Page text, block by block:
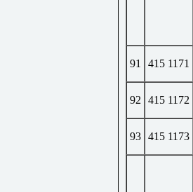
91 415 1171
92 415 1172
93 415 1173